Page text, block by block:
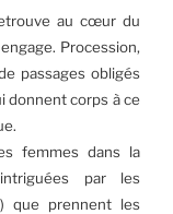
au cœur du
Procession,
passages obligés
donnent corps à ce
femmes dans la
par les
que prennent les